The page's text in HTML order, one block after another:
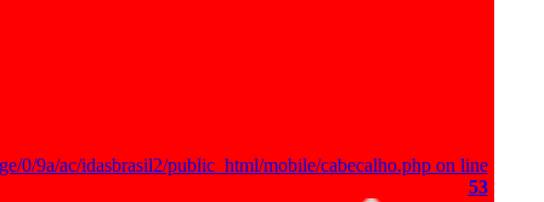
0/9a/ac/idasbrasil2/public_html/mobile/cabecalho.php on line
53